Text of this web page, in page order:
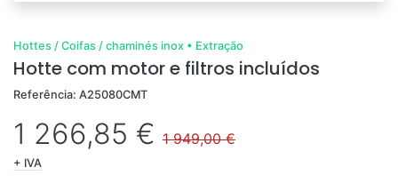
Hottes / Coifas / chaminés inox • Extração
Hotte com motor e filtros incluídos
Referência: A25080CMT
1 266,85 € 1 949,00 €
+ IVA